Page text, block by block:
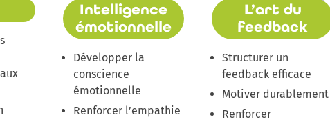
Intelligence
émotionnelle
Développer la
conscience
émotionnelle
Renforcer l’empathie
L’art du
feedback
Structurer un
feedback efficace
Motiver durablement
Renforcer